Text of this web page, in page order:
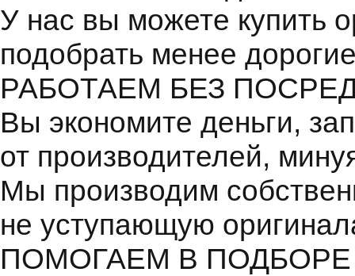
У нас вы можете купить
подобрать менее
РАБОТАЕМ БЕЗ
Вы экономите деньги,
от производителей,
Мы производим
не уступающую
ПОМОГАЕМ В ПОДБОРЕ